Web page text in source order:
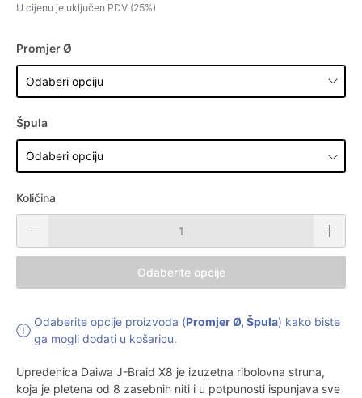
U cijenu je uključen PDV (25%)
Promjer Ø
Špula
Količina
Odaberite opcije
Odaberite opcije proizvoda (Promjer Ø, Špula) kako biste
ga mogli dodati u košaricu.
Upredenica Daiwa J-Braid X8 je izuzetna ribolovna struna,
koja je pletena od 8 zasebnih niti i u potpunosti ispunjava sve